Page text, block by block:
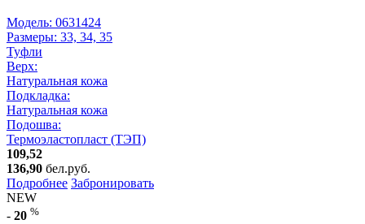
Модель: 0631424
Размеры: 33, 34, 35
Туфли
Верх:
Натуральная кожа
Подкладка:
Натуральная кожа
Подошва:
Термоэластопласт (ТЭП)
109,52
136,90 бел.руб.
Подробнее Забронировать
NEW
- 20 %